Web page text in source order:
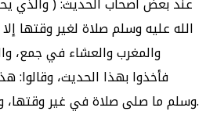
الله عليه وسلم صلاة لغير وقتها
والمغرب والعشاء في جمع،
فأخذوا بهذا الحديث، وقالوا:
وسلم ما صلى صلاة في غير وقتها، وأنتم تقولون: قدموا وأخروا.